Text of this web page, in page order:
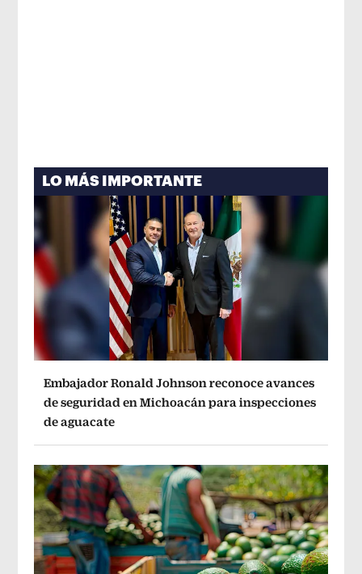
LO MÁS IMPORTANTE
Embajador Ronald Johnson reconoce avances
de seguridad en Michoacán para inspecciones
de aguacate